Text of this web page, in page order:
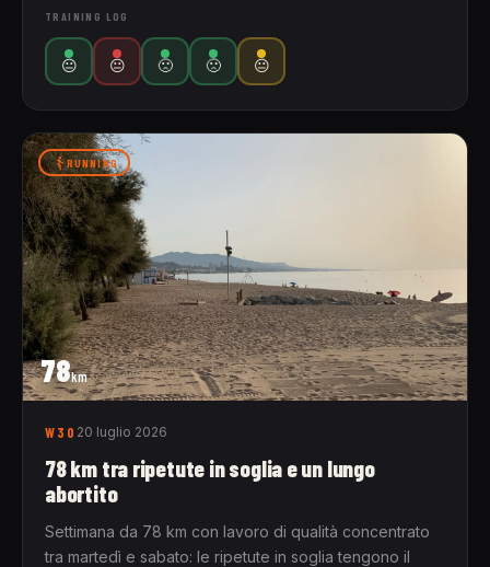
TRAINING LOG
😐 😐 🙁 🙁 😐
78km
RUNNING
W30 20 luglio 2026
78 km tra ripetute in soglia e un lungo
abortito
Settimana da 78 km con lavoro di qualità concentrato
tra martedì e sabato: le ripetute in soglia tengono il